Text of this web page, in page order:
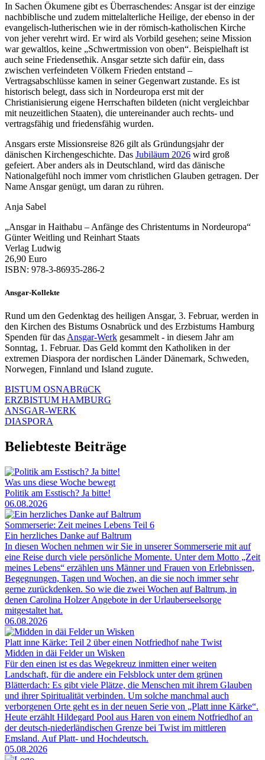
In Sachen Ökumene gibt es Überraschendes: Ansgar ist der einzige
nachbiblische und zudem mittelalterliche Heilige, der ebenso in der
evangelisch-lutherischen wie in der römisch-katholischen Kirche
von jeher verehrt wird. Er wird als Vorbild gesehen; seine Mission
war gewaltlos, keine „Schwertmission von oben“. Beispielhaft ist
auch seine Friedensethik. Ansgar setzte sich dafür ein, dass
zwischen verfeindeten Völkern Frieden entstand –
Vertragsabschlüsse kamen in seiner Gegenwart zustande. Es ist
historisch belegt, dass sich in Nordeuropa erst mit der
Christianisierung eigene Herrschaften bildeten (nicht vergleichbar
mit neuzeitlichen Staaten), die untereinander auch rechts- und
vertragsfähig und friedensfähig wurden.
Ansgars erste Missionsreise 826 gilt als Gründungsjahr der
dänischen Kirchengeschichte. Das Jubiläum 2026 wird groß
gefeiert. Aber anders als in Deutschland, wird das dänische
Nationalgefühl noch immer vom christlichen Glauben getragen. Der
Name Ansgar genügt, um daran zu rühren.
Anja Sabel
„Ansgar in Haithabu – Anfänge des Christentums in Nordeuropa“
Günter Weitling und Reinhart Staats
Verlag Ludwig
26,90 Euro
ISBN: 978-3-86935-286-2
Ansgar-Kollekte
Rund um den Gedenktag des heiligen Ansgar, 3. Februar, werden in
den Kirchen des Bistums Osnabrück und des Erzbistums Hamburg
Spenden für das Ansgar-Werk gesammelt - in diesem Jahr am
Sonntag, 1. Februar. Das Geld kommt den Katholiken in der
extremen Diaspora der nordischen Länder Dänemark, Schweden,
Norwegen, Finnland und Island zugute.
BISTUM OSNABRüCK
ERZBISTUM HAMBURG
ANSGAR-WERK
DIASPORA
Beliebteste Beiträge
Was uns diese Woche bewegt
Politik am Esstisch? Ja bitte!
06.08.2026
Sommerserie: Zeit meines Lebens Teil 6
Ein herzliches Danke auf Baltrum
In diesen Wochen nehmen wir Sie in unserer Sommerserie mit auf
eine Reise durch viele persönliche Momente. Unter dem Motto „Zeit
meines Lebens“ erzählen uns Männer und Frauen von Erlebnissen,
Begegnungen, Tagen und Wochen, an die sie noch immer sehr
gerne zurückdenken. So wie die zwei Wochen auf Baltrum, in
denen Carolina Holzer Angebote in der Urlauberseelsorge
mitgestaltet hat.
06.08.2026
Platt inne Kärke: Teil 2 über einen Notfriedhof nahe Twist
Midden in däi Felder un Wisken
Für den einen ist es das Wegekreuz inmitten einer weiten
Landschaft, für die andere ein Felsblock unter dem grünen
Blätterdach: Es gibt viele Plätze, die Menschen mit ihrem Glauben
und ihrer Spiritualität verbinden. Um solche manchmal auch
verborgenen Orte geht es in der neuen Serie von „Platt inne Kärke“.
Heute erzählt Hildegard Pool aus Haren von einem Notfriedhof an
der deutsch-niederländischen Grenze bei Twist im mittleren
Emsland. Auf Platt- und Hochdeutsch.
05.08.2026